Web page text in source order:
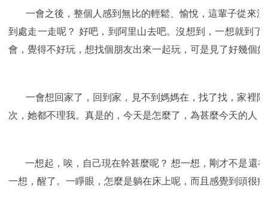
一會之後，整個人感到無比的輕鬆、愉悅，這輩子從來沒
到處走一走呢？ 好吧，到阿里山去吧。沒想到，一想就到
會，覺得不好玩，想找個朋友出來一起玩，可是見了好幾個
一會想回家了，回到家，見不到媽媽在，找了找，家裡除
次，她都不理我。真是的，今天是怎麼了，為甚麼今天的人
一想起，唉，自己現在幹甚麼呢？ 想一想，剛才不是還
一想，醒了。一睜眼，怎麼是躺在床上呢，而且感覺到頭很